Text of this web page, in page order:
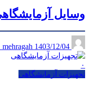
وسایل
1403/12/04
۰
تجهیزات آزمایشگاهی